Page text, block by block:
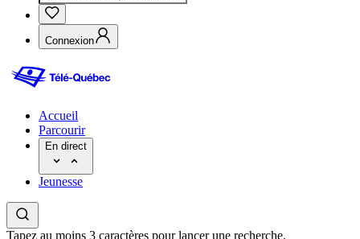
Connexion
Accueil
Parcourir
En direct
Jeunesse
Tapez au moins 3 caractères pour lancer une recherche.